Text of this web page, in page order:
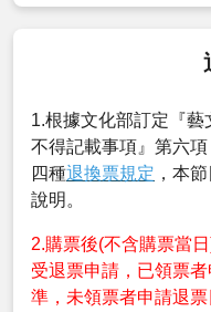
1.根據文化部訂定『藝
不得記載事項』第六
四種退換票規定 ，本
說明。
2.購票後(不含購票當
受退票申請，已領票
準，未領票者申請退